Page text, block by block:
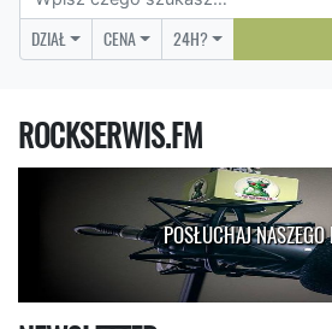
DZIAŁ CENA 24H?
ROCKSERWIS.FM
POSŁUCHAJ